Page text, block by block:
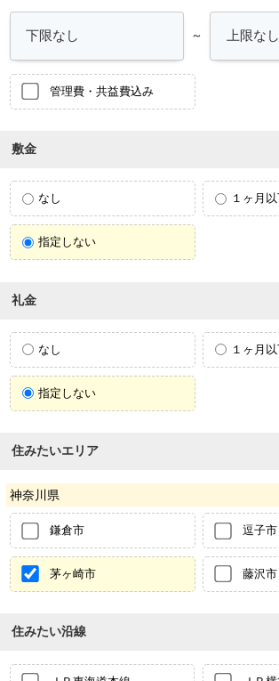
～
管理費・共益費込み
敷金
なし １ヶ月
指定しない
礼金
なし １ヶ月
指定しない
住みたいエリア
神奈川県
鎌倉市 逗子市
茅ヶ崎市 藤沢市
住みたい沿線